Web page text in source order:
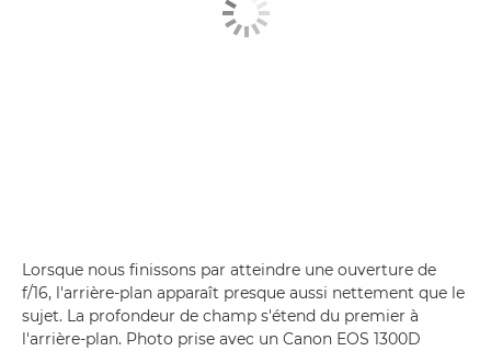
Lorsque nous finissons par atteindre une ouverture de
f/16, l'arrière-plan apparaît presque aussi nettement que le
sujet. La profondeur de champ s'étend du premier à
l'arrière-plan. Photo prise avec un Canon EOS 1300D